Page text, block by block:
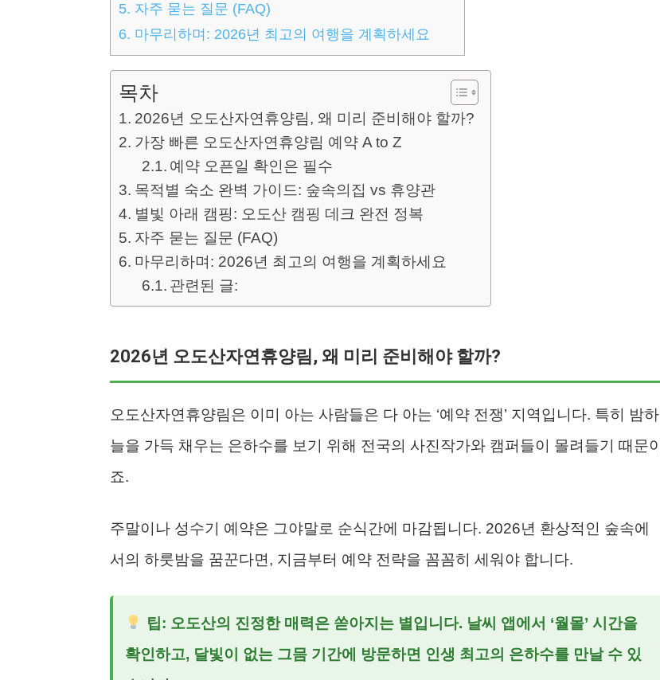
5. 자주 묻는 질문 (FAQ)
6. 마무리하며: 2026년 최고의 여행을 계획하세요
목차
2026년 오도산자연휴양림, 왜 미리 준비해야 할까?
가장 빠른 오도산자연휴양림 예약 A to Z
예약 오픈일 확인은 필수
목적별 숙소 완벽 가이드: 숲속의집 vs 휴양관
별빛 아래 캠핑: 오도산 캠핑 데크 완전 정복
자주 묻는 질문 (FAQ)
마무리하며: 2026년 최고의 여행을 계획하세요
관련된 글:
2026년 오도산자연휴양림, 왜 미리 준비해야 할까?
오도산자연휴양림은 이미 아는 사람들은 다 아는 ‘예약 전쟁’ 지역입니다. 특히 밤하
늘을 가득 채우는 은하수를 보기 위해 전국의 사진작가와 캠퍼들이 몰려들기 때문이
죠.
주말이나 성수기 예약은 그야말로 순식간에 마감됩니다. 2026년 환상적인 숲속에
서의 하룻밤을 꿈꾼다면, 지금부터 예약 전략을 꼼꼼히 세워야 합니다.
팁: 오도산의 진정한 매력은 쏟아지는 별입니다. 날씨 앱에서 ‘월몰’ 시간을
확인하고, 달빛이 없는 그믐 기간에 방문하면 인생 최고의 은하수를 만날 수 있